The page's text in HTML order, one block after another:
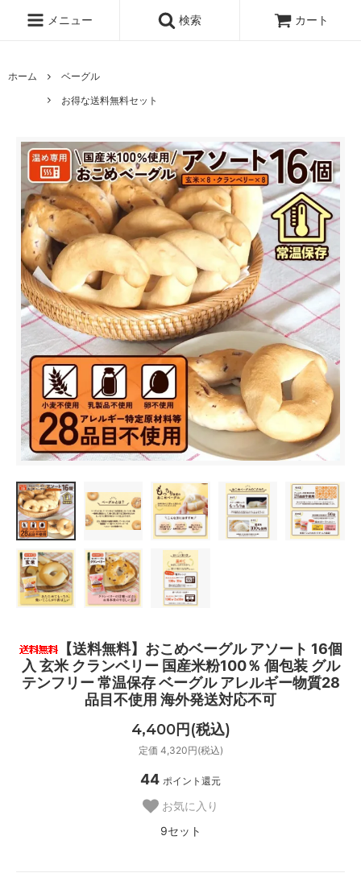
メニュー 検索 カート
ホーム
ベーグル
お得な送料無料セット
【送料無料】おこめベーグル アソート 16個
入 玄米 クランベリー 国産米粉100％ 個包装 グル
テンフリー 常温保存 ベーグル アレルギー物質28
品目不使用 海外発送対応不可
4,400円(税込)
定価 4,320円(税込)
44 ポイント還元
お気に入り
9セット